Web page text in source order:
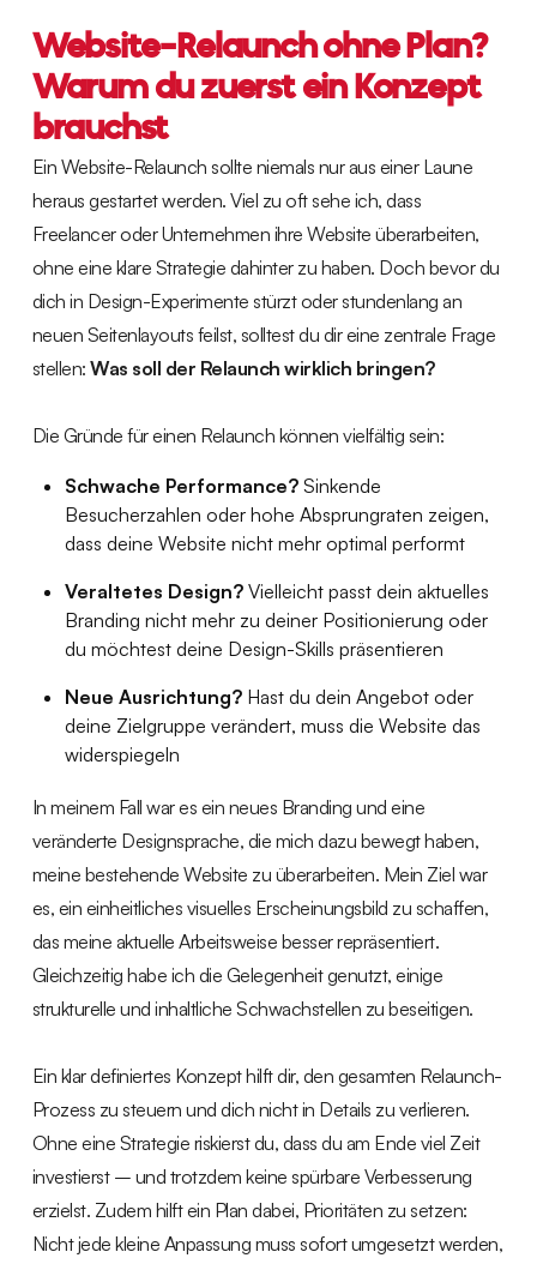
Website-Relaunch ohne Plan?
Warum du zuerst ein Konzept
brauchst
Ein Website-Relaunch sollte niemals nur aus einer Laune
heraus gestartet werden. Viel zu oft sehe ich, dass
Freelancer oder Unternehmen ihre Website überarbeiten,
ohne eine klare Strategie dahinter zu haben. Doch bevor du
dich in Design-Experimente stürzt oder stundenlang an
neuen Seitenlayouts feilst, solltest du dir eine zentrale Frage
stellen:Was soll der Relaunch wirklich bringen?
Die Gründe für einen Relaunch können vielfältig sein:
Schwache Performance? Sinkende
Besucherzahlen oder hohe Absprungraten zeigen,
dass deine Website nicht mehr optimal performt
Veraltetes Design? Vielleicht passt dein aktuelles
Branding nicht mehr zu deiner Positionierung oder
du möchtest deine Design-Skills präsentieren
Neue Ausrichtung? Hast du dein Angebot oder
deine Zielgruppe verändert, muss die Website das
widerspiegeln
In meinem Fall war es ein neues Branding und eine
veränderte Designsprache, die mich dazu bewegt haben,
meine bestehende Website zu überarbeiten. Mein Ziel war
es, ein einheitliches visuelles Erscheinungsbild zu schaffen,
das meine aktuelle Arbeitsweise besser repräsentiert.
Gleichzeitig habe ich die Gelegenheit genutzt, einige
strukturelle und inhaltliche Schwachstellen zu beseitigen.
Ein klar definiertes Konzept hilft dir, den gesamten Relaunch-
Prozess zu steuern und dich nicht in Details zu verlieren.
Ohne eine Strategie riskierst du, dass du am Ende viel Zeit
investierst – und trotzdem keine spürbare Verbesserung
erzielst. Zudem hilft ein Plan dabei, Prioritäten zu setzen:
Nicht jede kleine Anpassung muss sofort umgesetzt werden,